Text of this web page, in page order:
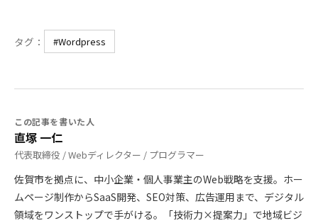
タグ： #Wordpress
この記事を書いた人
直塚 一仁
代表取締役 / Webディレクター / プログラマー
佐賀市を拠点に、中小企業・個人事業主のWeb戦略を支援。ホー
ムページ制作からSaaS開発、SEO対策、広告運用まで、デジタル
領域をワンストップで手がける。「技術力×提案力」で地域ビジ